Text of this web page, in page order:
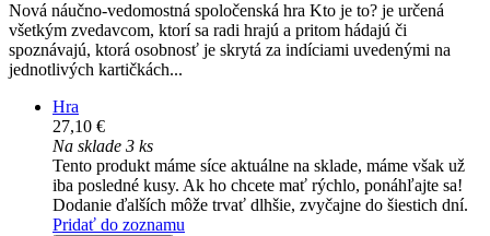
Nová náučno-vedomostná spoločenská hra Kto je to? je určená
všetkým zvedavcom, ktorí sa radi hrajú a pritom hádajú či
spoznávajú, ktorá osobnosť je skrytá za indíciami uvedenými na
jednotlivých kartičkách...
Hra
27,10 €
Na sklade 3 ks
Tento produkt máme síce aktuálne na sklade, máme však už
iba posledné kusy. Ak ho chcete mať rýchlo, ponáhľajte sa!
Dodanie ďalších môže trvať dlhšie, zvyčajne do šiestich dní.
Pridať do zoznamu